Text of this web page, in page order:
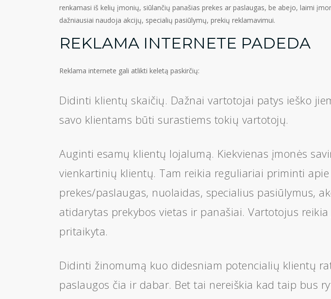
renkamasi iš kelių įmonių, siūlančių panašias prekes ar paslaugas, be abejo, laimi
dažniausiai naudoja akcijų, specialių pasiūlymų, prekių reklamavimui.
REKLAMA INTERNETE PADEDA
Reklama internete gali atlikti keletą paskirčių:
Didinti klientų skaičių. Dažnai vartotojai patys ieško
savo klientams būti surastiems tokių vartotojų.
Auginti esamų klientų lojalumą. Kiekvienas įmonės
vienkartinių klientų. Tam reikia reguliariai priminti
prekes/paslaugas, nuolaidas, specialius pasiūlymus,
atidarytas prekybos vietas ir panašiai. Vartotojus
pritaikyta.
Didinti žinomumą kuo didesniam potencialių klientų
paslaugos čia ir dabar. Bet tai nereiškia kad taip bus